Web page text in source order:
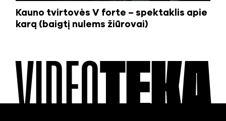
Kauno tvirtovės V forte – spektaklis apie
karą (baigtį nulems žiūrovai)
VIDEOTEKA